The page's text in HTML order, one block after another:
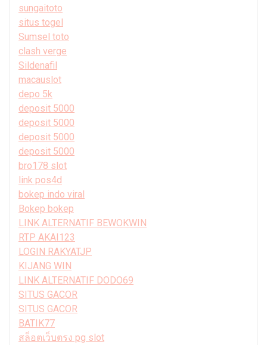
sungaitoto
situs togel
Sumsel toto
clash verge
Sildenafil
macauslot
depo 5k
deposit 5000
deposit 5000
deposit 5000
deposit 5000
bro178 slot
link pos4d
bokep indo viral
Bokep bokep
LINK ALTERNATIF BEWOKWIN
RTP AKAI123
LOGIN RAKYATJP
KIJANG WIN
LINK ALTERNATIF DODO69
SITUS GACOR
SITUS GACOR
BATIK77
สล็อตเว็บตรง pg slot